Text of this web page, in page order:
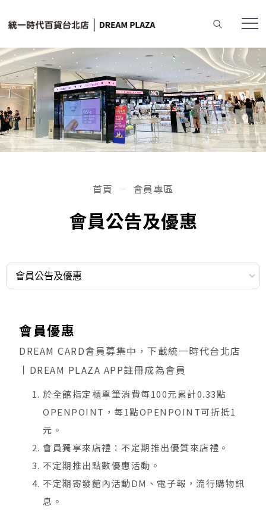
會員公告及優惠
首頁 會員專區
會員優惠
DREAM CARD會員募集中，下載統一時代台北店
丨DREAM PLAZA APP註冊成為會員
於全館指定櫃單筆消費每100元累計0.33點
OPENPOINT，每1點OPENPOINT可折抵1
元。
會員獨享來店禮：不定期推出優質來店禮。
不定期推出點數優惠活動。
不定期寄發館內活動DM、電子報，流行購物訊
息。